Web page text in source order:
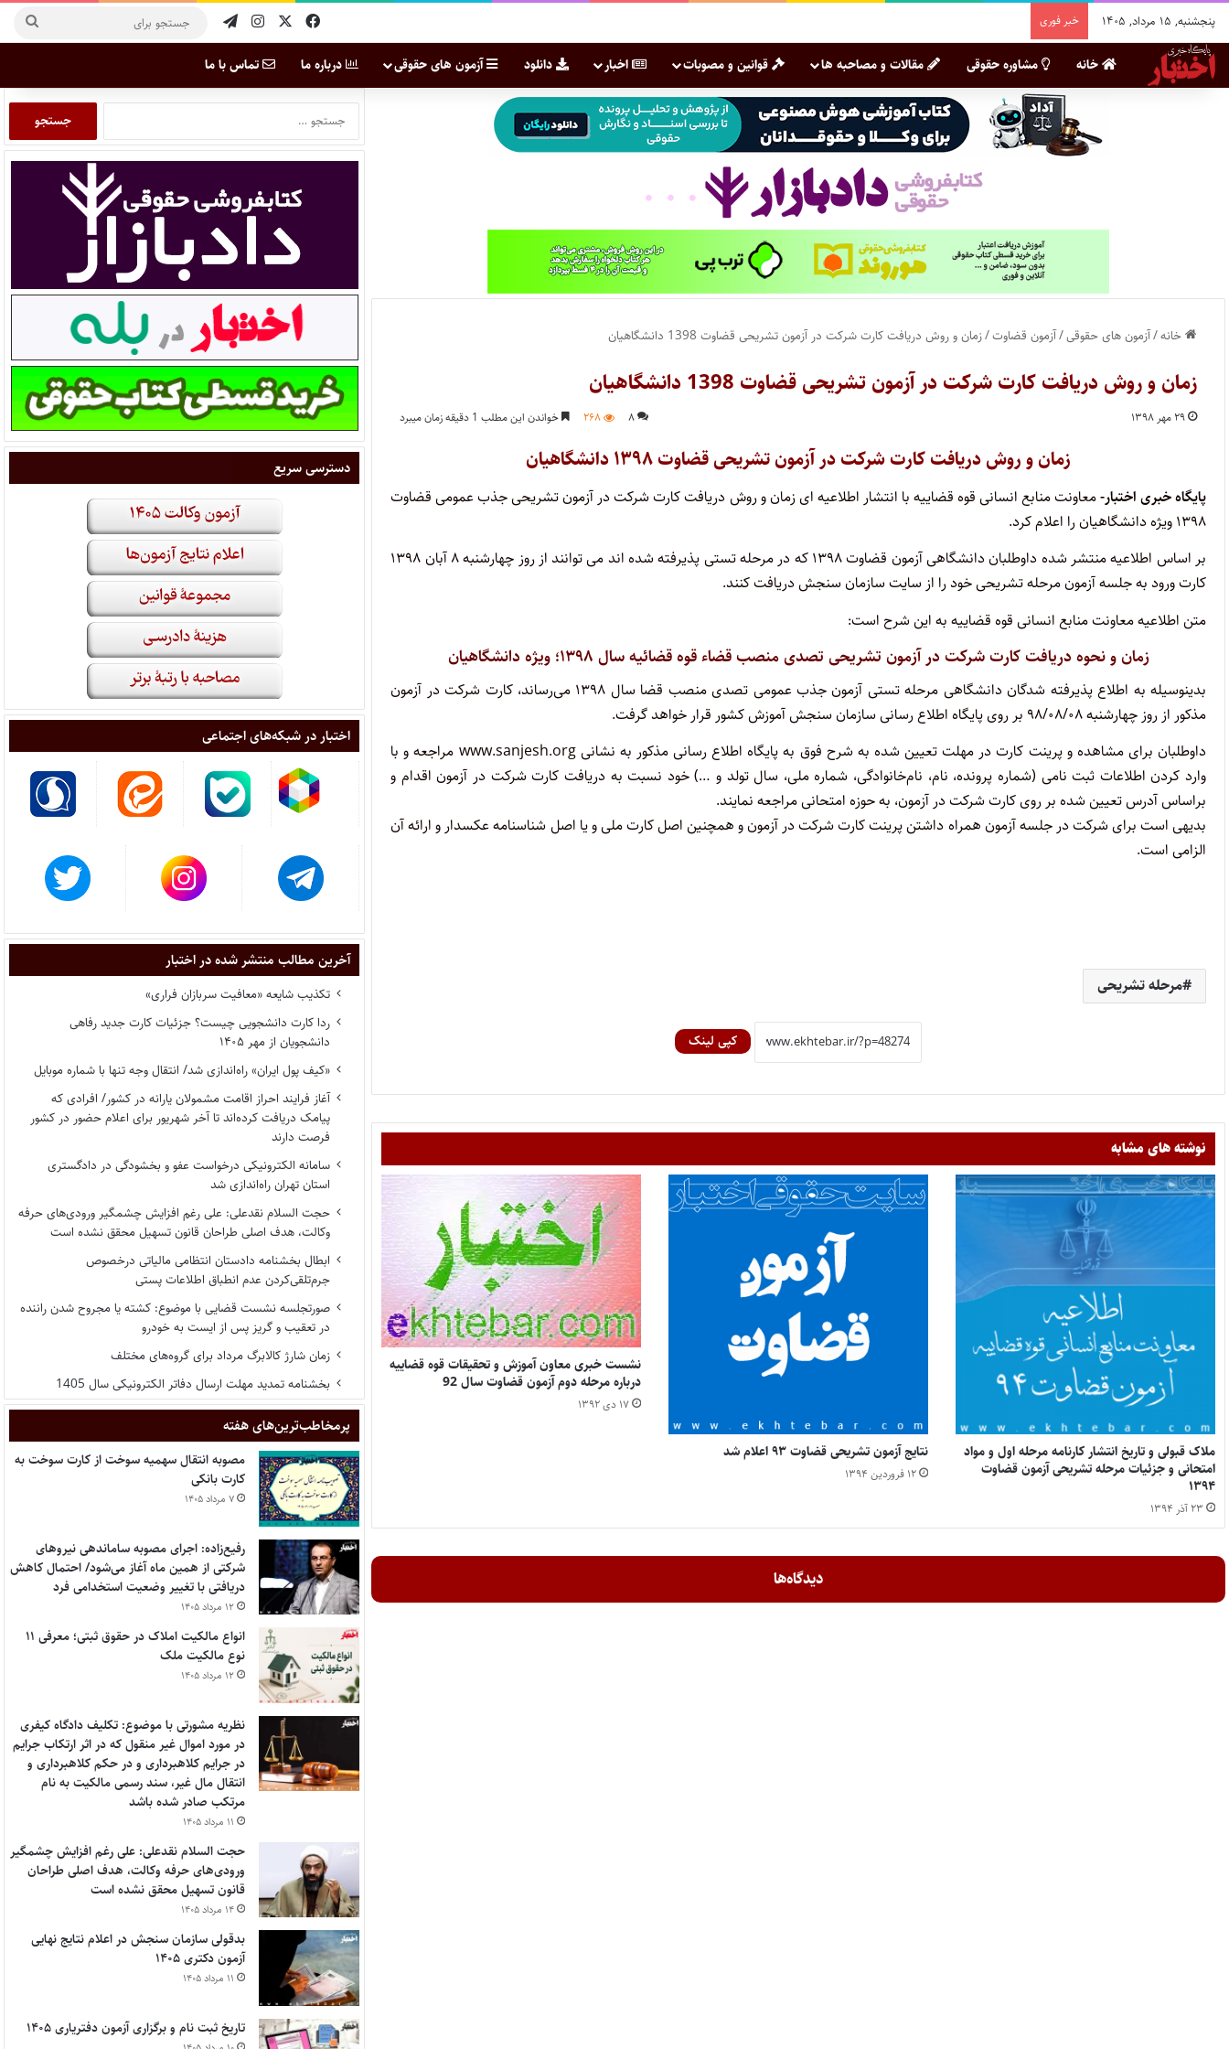
پنجشنبه, ۱۵ مرداد, ۱۴۰۵ خبر فوری
خانه مشاوره حقوقی مقالات و مصاحبه ها قوانین و مصوبات اخبار دانلود آزمون های حقوقی درباره ما تماس با ما
خانه/آزمون های حقوقی/آزمون قضاوت/زمان و روش دریافت کارت شرکت در آزمون تشریحی قضاوت 1398 دانشگاهیان
زمان و روش دریافت کارت شرکت در آزمون تشریحی قضاوت 1398 دانشگاهیان
۲۹ مهر ۱۳۹۸ ۸ ۲۶۸ خواندن این مطلب 1 دقیقه زمان میبرد
زمان و روش دریافت کارت شرکت در آزمون تشریحی قضاوت ۱۳۹۸ دانشگاهیان
پایگاه خبری اختبار-معاونت منابع انسانی قوه قضاییه با انتشار اطلاعیه ای زمان و روش دریافت کارت شرکت در آزمون تشریحی جذب عمومی قضاوت
۱۳۹۸ ویژه دانشگاهیان را اعلام کرد.
بر اساس اطلاعیه منتشر شده داوطلبان دانشگاهی آزمون قضاوت ۱۳۹۸ که در مرحله تستی پذیرفته شده اند می توانند از روز چهارشنبه ۸ آبان ۱۳۹۸
کارت ورود به جلسه آزمون مرحله تشریحی خود را از سایت سازمان سنجش دریافت کنند.
متن اطلاعیه معاونت منابع انسانی قوه قضاییه به این شرح است:
زمان و نحوه دریافت کارت شرکت در آزمون تشریحی تصدی منصب قضاء قوه قضائیه سال ۱۳۹۸؛ ویژه دانشگاهیان
بدینوسیله به اطلاع پذیرفته شدگان دانشگاهی مرحله تستی آزمون جذب عمومی تصدی منصب قضا‌ سال ۱۳۹۸ می‌رساند، کارت‌ شرکت در‌ آزمون
مذکور از روز چهارشنبه ۹۸/۰۸/۰۸ بر روی پایگاه اطلاع رسانی سازمان سنجش آموزش کشور قرار خواهد گرفت.
داوطلبان برای مشاهده و پرینت کارت در مهلت تعیین شده به شرح فوق به پایگاه اطلاع رسانی مذکور به نشانی www.sanjesh.org مراجعه و با
وارد کردن اطلاعات ثبت نامی (شماره پرونده، نام، نام‌خانوادگی، شماره ملی، سال تولد و …) خود نسبت به دریافت کارت شرکت در آزمون اقدام و
براساس آدرس تعیین شده بر روی کارت شرکت در آزمون، به حوزه امتحانی مراجعه نمایند.
بدیهی است برای شرکت در جلسه آزمون همراه داشتن پرینت کارت شرکت در آزمون و همچنین اصل کارت ملی و یا اصل شناسنامه عکسدار و ارائه آن
الزامی است.
مرحله تشریحی
کپی لینک
نوشته های مشابه
ملاک قبولی و تاریخ انتشار کارنامه مرحله اول و مواد
امتحانی و جزئیات مرحله تشریحی آزمون قضاوت
۱۳۹۴
۲۳ آذر ۱۳۹۴
نتایج آزمون تشریحی قضاوت ۹۳ اعلام شد
۱۲ فروردین ۱۳۹۴
نشست خبری معاون آموزش و تحقیقات قوه قضاییه
درباره مرحله دوم آزمون قضاوت سال 92
۱۷ دی ۱۳۹۲
دیدگاه‌ها
دسترسی سریع
اختبار در شبکه‌های اجتماعی
آخرین مطالب منتشر شده در اختبار
تکذیب شایعه «معافیت سربازان فراری»
ردا کارت دانشجویی چیست؟ جزئیات کارت جدید رفاهی
دانشجویان از مهر ۱۴۰۵
«کیف پول ایران» راه‌اندازی شد/ انتقال وجه تنها با شماره موبایل
آغاز فرایند احراز اقامت مشمولان یارانه در کشور/ افرادی که
پیامک دریافت کرده‌اند تا آخر شهریور برای اعلام حضور در کشور
فرصت دارند
سامانه الکترونیکی درخواست عفو و بخشودگی در دادگستری
استان تهران راه‌اندازی شد
حجت السلام نقدعلی: علی رغم افزایش چشمگیر ورودی‌های حرفه
وکالت، هدف اصلی طراحان قانون تسهیل محقق نشده است
ابطال بخشنامه دادستان انتظامی مالیاتی درخصوص
جرم‌تلقی‌کردن عدم انطباق اطلاعات پستی
صورتجلسه نشست قضایی با موضوع: کشته یا مجروح شدن راننده
در تعقیب و گریز پس از ایست به خودرو
زمان شارژ کالابرگ مرداد برای گروه‌های مختلف
بخشنامه تمدید مهلت ارسال دفاتر الکترونیکی سال 1405
پر‌مخاطب‌ترین‌های هفته
مصوبه انتقال سهمیه سوخت از کارت سوخت به
کارت بانکی
۷ مرداد ۱۴۰۵
رفیع‌زاده: اجرای مصوبه ساماندهی نیروهای
شرکتی از همین ماه آغاز می‌شود/ احتمال کاهش
دریافتی با تغییر وضعیت استخدامی فرد
۱۲ مرداد ۱۴۰۵
انواع مالکیت املاک در حقوق ثبتی؛ معرفی ۱۱
نوع مالکیت ملک
۱۲ مرداد ۱۴۰۵
نظریه مشورتی با موضوع: تکلیف دادگاه کیفری
در مورد اموال غیر منقول که در اثر ارتکاب جرایم
در جرایم کلاهبرداری و در حکم کلاهبرداری و
انتقال مال غیر، سند رسمی مالکیت به نام
مرتکب صادر شده باشد
۱۱ مرداد ۱۴۰۵
حجت السلام نقدعلی: علی رغم افزایش چشمگیر
ورودی‌های حرفه وکالت، هدف اصلی طراحان
قانون تسهیل محقق نشده است
۱۴ مرداد ۱۴۰۵
بدقولی سازمان سنجش در اعلام نتایج نهایی
آزمون دکتری ۱۴۰۵
۱۱ مرداد ۱۴۰۵
تاریخ ثبت نام و برگزاری آزمون دفتریاری ۱۴۰۵